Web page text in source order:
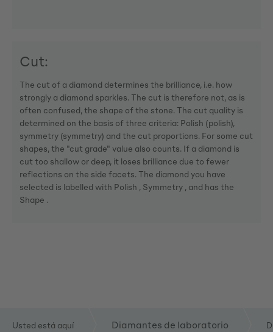
Cut:
The cut of a diamond determines the brilliance, i.e. how
strongly a diamond sparkles. The cut is therefore not, as is
often confused, the shape of the stone. The cut quality is
determined on the basis of three criteria: Polish (polish),
symmetry (symmetry) and the cut proportions. For some cut
shapes, the "cut grade" value also counts. If a diamond is
cut too shallow or deep, it loses brilliance due to fewer
reflections on the side facets. The diamond you have
selected is labelled with Polish , Symmetry , and has the
Shape .
Usted está aquí Diamantes de laboratorio